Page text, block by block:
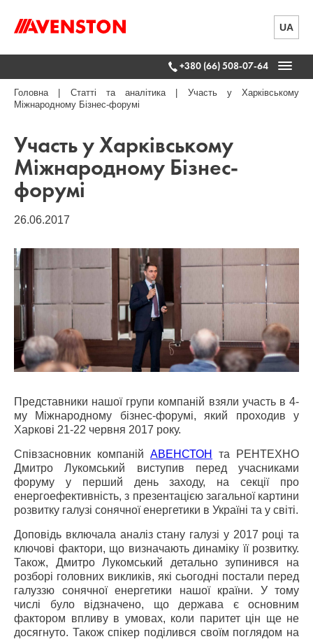
UA
+380 (66) 508-07-64
Головна| Статті та аналітика| Участь у Харківському
Міжнародному Бізнес-форумі
Участь у Харківському
Міжнародному Бізнес-
форумі
26.06.2017
Представники нашої групи компаній взяли участь в 4-
му Міжнародному бізнес-форумі, який проходив у
Харкові 21-22 червня 2017 року.
Співзасновник компаній АВЕНСТОН
та РЕНТЕХНО
Дмитро Лукомський виступив перед учасниками
форуму у перший день заходу, на секції про
енергоефективність, з презентацією загальної картини
розвитку галузі сонячної енергетики в Україні та у світі.
Доповідь включала аналіз стану галузі у 2017 році та
ключові фактори, що визначають динаміку її розвитку.
Також, Дмитро Лукомський детально зупинився на
розборі головних викликів, які сьогодні постали перед
галуззю сонячної енергетики нашої країни. У тому
числі було відзначено, що держава є основним
фактором впливу в умовах, коли паритет цін ще не
досягнуто. Також спікер поділився своїм поглядом на